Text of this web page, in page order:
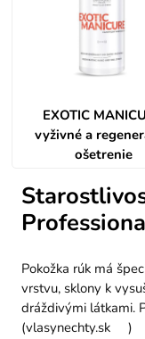
EXOTIC
vyživné a
ošetrenie
Pokožka rúk má
vrstvu, sklony k
dráždivými látkami.
(vlasynechty.sk
)